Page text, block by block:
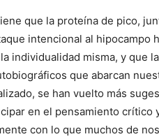
que la proteína de pico,
intencional al hipocampo
individualidad misma, y que
que abarcan
se han vuelto más
en el pensamiento crítico
con lo que muchos de